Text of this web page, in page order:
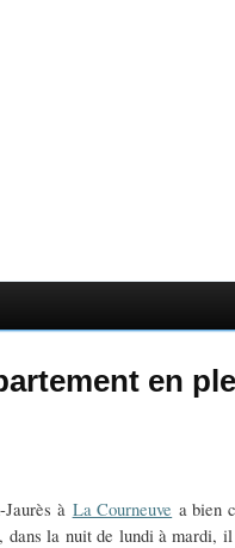
en
Jaurès à La Courneuve a bien
dans la nuit de lundi à mardi,